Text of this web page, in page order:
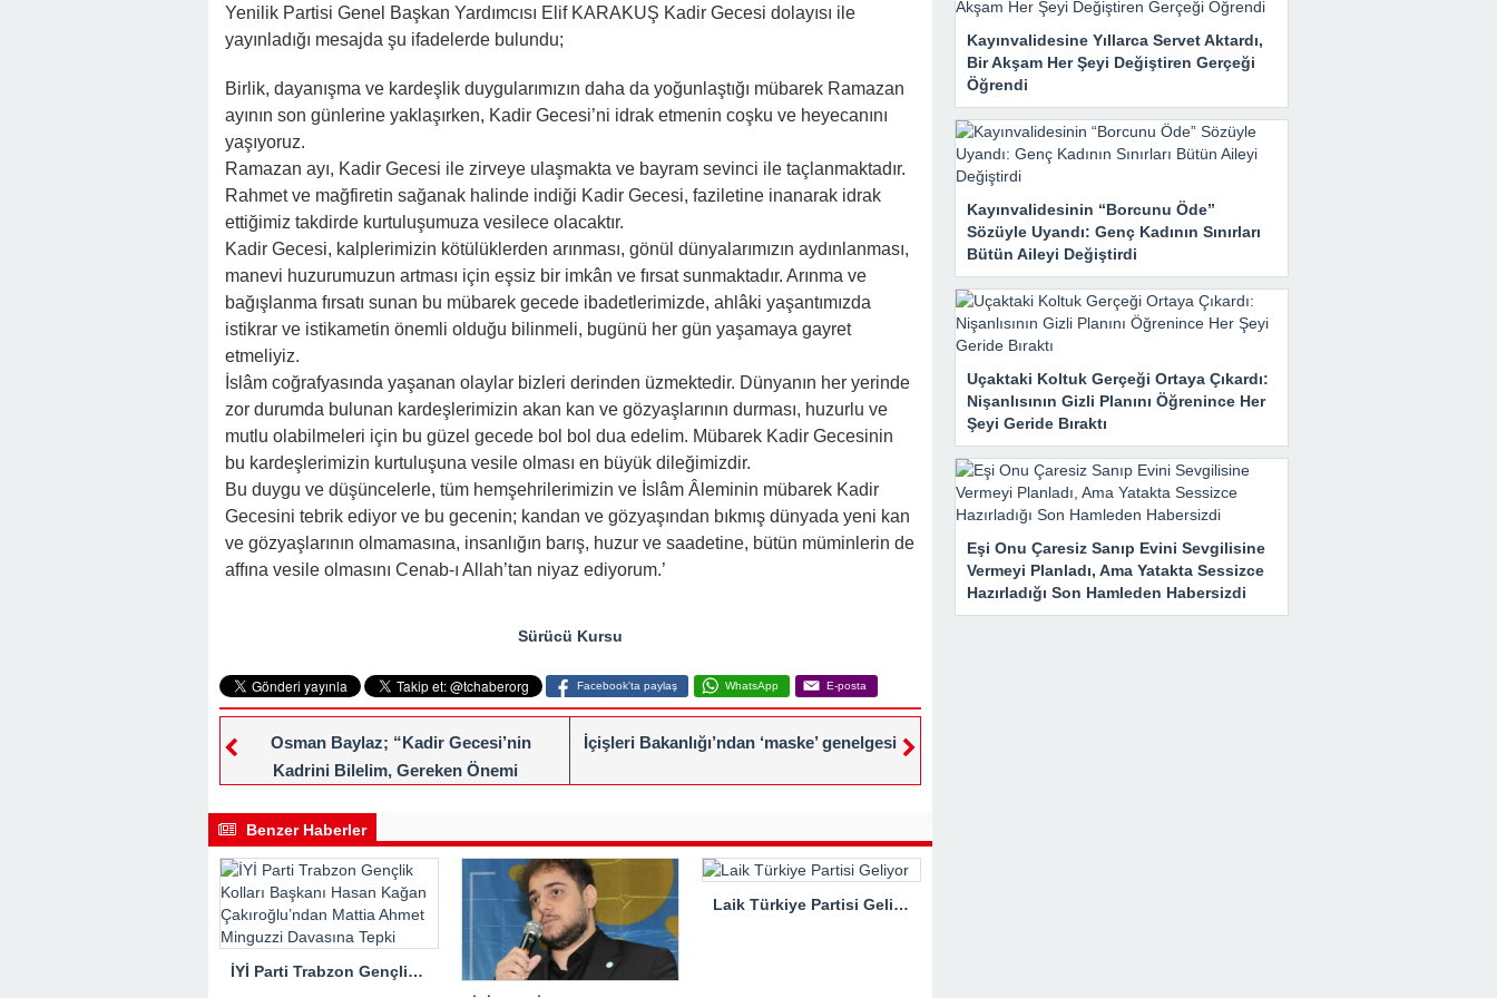
22:16 -Hapisten Dönen Kayınpederini Mahzene Saklamak İstediler, Gelini Gerçeği Ortaya Çıkardı
Yenilik Partisi Genel Başkan Yardımcısı Elif KARAKUŞ Kadir Gecesi dolayısı ile
yayınladığı mesajda şu ifadelerde bulundu;
Birlik, dayanışma ve kardeşlik duygularımızın daha da yoğunlaştığı mübarek Ramazan
ayının son günlerine yaklaşırken, Kadir Gecesi’ni idrak etmenin coşku ve heyecanını
yaşıyoruz.
Ramazan ayı, Kadir Gecesi ile zirveye ulaşmakta ve bayram sevinci ile taçlanmaktadır.
Rahmet ve mağfiretin sağanak halinde indiği Kadir Gecesi, faziletine inanarak idrak
ettiğimiz takdirde kurtuluşumuza vesilece olacaktır.
Kadir Gecesi, kalplerimizin kötülüklerden arınması, gönül dünyalarımızın aydınlanması,
manevi huzurumuzun artması için eşsiz bir imkân ve fırsat sunmaktadır. Arınma ve
bağışlanma fırsatı sunan bu mübarek gecede ibadetlerimizde, ahlâki yaşantımızda
istikrar ve istikametin önemli olduğu bilinmeli, bugünü her gün yaşamaya gayret
etmeliyiz.
İslâm coğrafyasında yaşanan olaylar bizleri derinden üzmektedir. Dünyanın her yerinde
zor durumda bulunan kardeşlerimizin akan kan ve gözyaşlarının durması, huzurlu ve
mutlu olabilmeleri için bu güzel gecede bol bol dua edelim. Mübarek Kadir Gecesinin
bu kardeşlerimizin kurtuluşuna vesile olması en büyük dileğimizdir.
Bu duygu ve düşüncelerle, tüm hemşehrilerimizin ve İslâm Âleminin mübarek Kadir
Gecesini tebrik ediyor ve bu gecenin; kandan ve gözyaşından bıkmış dünyada yeni kan
ve gözyaşlarının olmamasına, insanlığın barış, huzur ve saadetine, bütün müminlerin de
affına vesile olmasını Cenab-ı Allah’tan niyaz ediyorum.’
Sürücü Kursu
Facebook'ta paylaş WhatsApp E-posta
Osman Baylaz; “Kadir Gecesi’nin
Kadrini Bilelim, Gereken Önemi
İçişleri Bakanlığı’ndan ‘maske’ genelgesi
Benzer Haberler
İYİ Parti Trabzon Gençlik Kolları Başkanı Hasan Kağan Çakıroğlu’ndan Mattia Ahmet Minguzzi Davasına Tepki
Laik Türkiye Partisi Geliyor
Kayınvalidesine Yıllarca Servet Aktardı,
Bir Akşam Her Şeyi Değiştiren Gerçeği
Öğrendi
Kayınvalidesinin “Borcunu Öde”
Sözüyle Uyandı: Genç Kadının Sınırları
Bütün Aileyi Değiştirdi
Uçaktaki Koltuk Gerçeği Ortaya Çıkardı:
Nişanlısının Gizli Planını Öğrenince Her
Şeyi Geride Bıraktı
Eşi Onu Çaresiz Sanıp Evini Sevgilisine
Vermeyi Planladı, Ama Yatakta Sessizce
Hazırladığı Son Hamleden Habersizdi